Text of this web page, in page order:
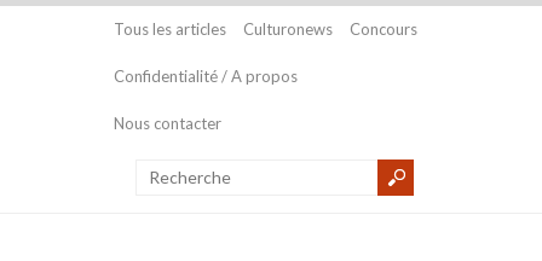
Tous les articles Culturonews Concours
Confidentialité / A propos
Nous contacter